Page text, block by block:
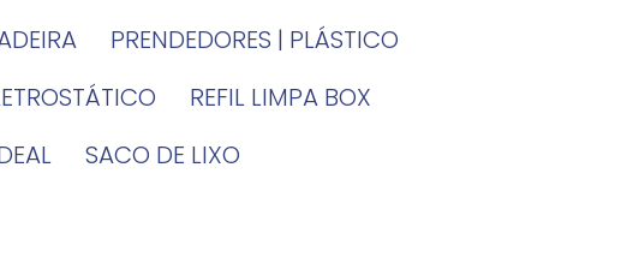
PRENDEDORES | PLÁSTICO
REFIL LIMPA BOX
SACO DE LIXO